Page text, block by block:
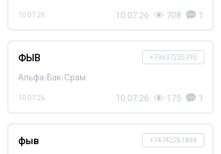
10.07.26 10.07.26 708 1
+79637235395
ФЫВ
Альфа-Бак-Срам
10.07.26 10.07.26 175 1
+74742261884
фыв